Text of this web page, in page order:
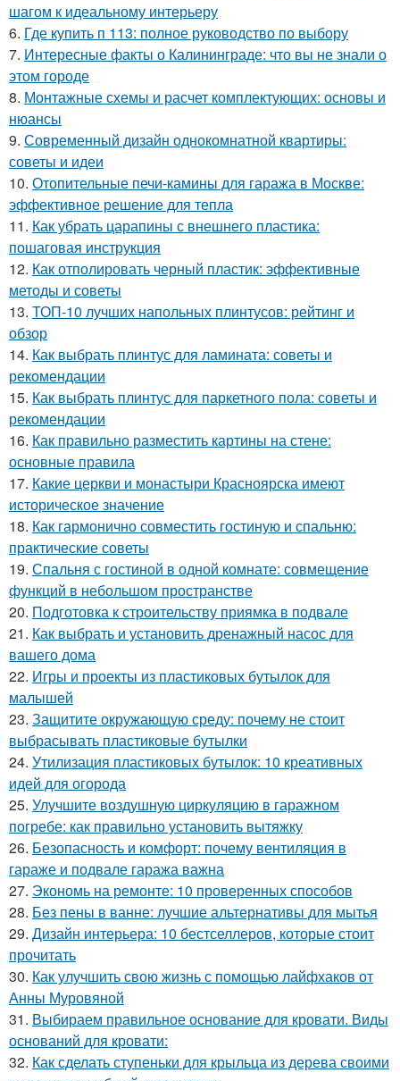
шагом к идеальному интерьеру
6. Где купить п 113: полное руководство по выбору
7. Интересные факты о Калининграде: что вы не знали о
этом городе
8. Монтажные схемы и расчет комплектующих: основы и
нюансы
9. Современный дизайн однокомнатной квартиры:
советы и идеи
10. Отопительные печи-камины для гаража в Москве:
эффективное решение для тепла
11. Как убрать царапины с внешнего пластика:
пошаговая инструкция
12. Как отполировать черный пластик: эффективные
методы и советы
13. ТОП-10 лучших напольных плинтусов: рейтинг и
обзор
14. Как выбрать плинтус для ламината: советы и
рекомендации
15. Как выбрать плинтус для паркетного пола: советы и
рекомендации
16. Как правильно разместить картины на стене:
основные правила
17. Какие церкви и монастыри Красноярска имеют
историческое значение
18. Как гармонично совместить гостиную и спальню:
практические советы
19. Спальня с гостиной в одной комнате: совмещение
функций в небольшом пространстве
20. Подготовка к строительству приямка в подвале
21. Как выбрать и установить дренажный насос для
вашего дома
22. Игры и проекты из пластиковых бутылок для
малышей
23. Защитите окружающую среду: почему не стоит
выбрасывать пластиковые бутылки
24. Утилизация пластиковых бутылок: 10 креативных
идей для огорода
25. Улучшите воздушную циркуляцию в гаражном
погребе: как правильно установить вытяжку
26. Безопасность и комфорт: почему вентиляция в
гараже и подвале гаража важна
27. Экономь на ремонте: 10 проверенных способов
28. Без пены в ванне: лучшие альтернативы для мытья
29. Дизайн интерьера: 10 бестселлеров, которые стоит
прочитать
30. Как улучшить свою жизнь с помощью лайфхаков от
Анны Муровяной
31. Выбираем правильное основание для кровати. Виды
оснований для кровати:
32. Как сделать ступеньки для крыльца из дерева своими